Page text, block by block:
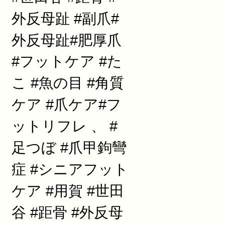
外反母趾 #副爪#
外反母趾#肥厚爪
#フットケア #た
こ #魚の目 #角質
ケア #爪ケア#フ
ットリフレ 、 #
足つぼ #爪甲鉤彎
症 #シニアフット
ケア #用賀 #世田
谷 #距骨 #外反母